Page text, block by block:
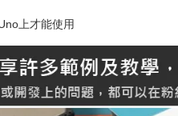
上才能使用